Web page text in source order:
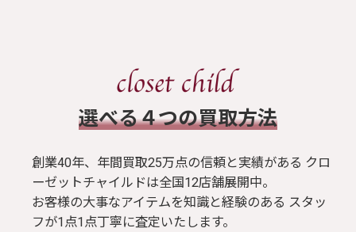
​選べる４つの買取方法
創業40年、年間買取25万点の信頼と実績がある クロ
ーゼットチャイルドは全国12店舗展開中。
お客様の大事なアイテムを知識と経験のある スタッ
フが1点1点丁寧に査定いたします。